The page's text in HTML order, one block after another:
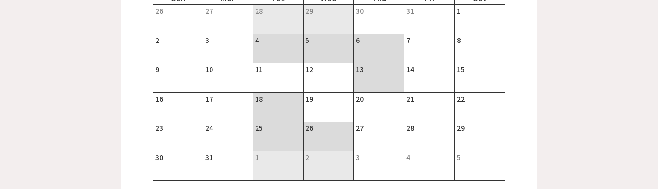
26 27 28 29 30 31 1
2 3 4 5 6 7 8
9 10 11 12 13 14 15
16 17 18 19 20 21 22
23 24 25 26 27 28 29
30 31 1 2 3 4 5